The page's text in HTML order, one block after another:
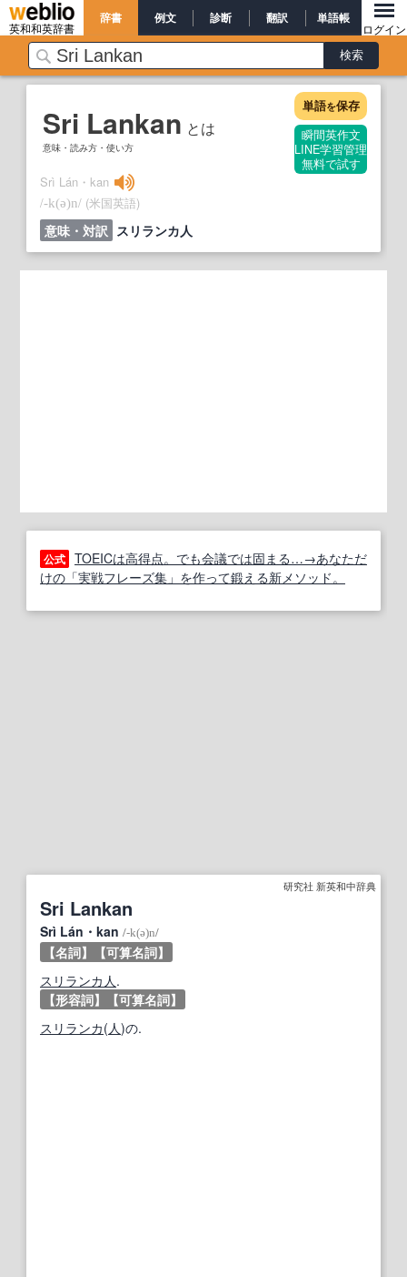
英和和英辞書
辞書 例文 診断 翻訳 単語帳
ログイン
Sri Lankan とは
意味・読み方・使い方
単語を保存
瞬間英作文
LINE学習管理
無料で試す
Srì Lán・kan
/‐k(ə)n/ (米国英語)
意味・対訳 スリランカ人
公式 TOEICは高得点。でも会議では固まる…→あなただ
けの「実戦フレーズ集」を作って鍛える新メソッド。
研究社 新英和中辞典
Sri Lankan
Srì Lán・kan /‐k(ə)n/
【名詞】
【可算名詞】
スリランカ人.
【形容詞】
【可算名詞】
スリランカ(人)の.